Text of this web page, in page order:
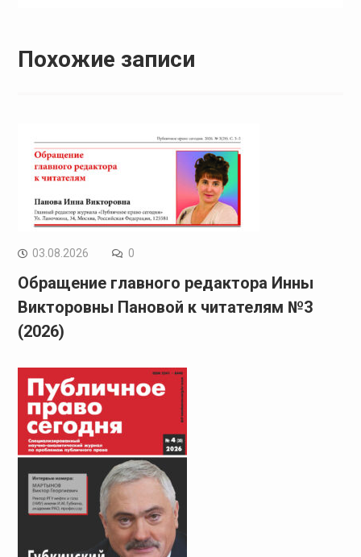
Похожие записи
03.08.2026 0
Обращение главного редактора Инны
Викторовны Пановой к читателям №3
(2026)